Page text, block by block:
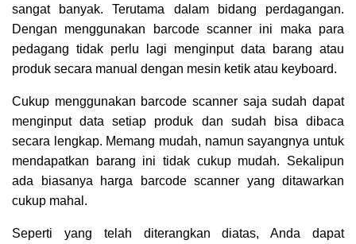
sangat banyak. Terutama dalam bidang perdagangan.
Dengan menggunakan barcode scanner ini maka para
pedagang tidak perlu lagi menginput data barang atau
produk secara manual dengan mesin ketik atau keyboard.
Cukup menggunakan barcode scanner saja sudah dapat
menginput data setiap produk dan sudah bisa dibaca
secara lengkap. Memang mudah, namun sayangnya untuk
mendapatkan barang ini tidak cukup mudah. Sekalipun
ada biasanya harga barcode scanner yang ditawarkan
cukup mahal.
Seperti yang telah diterangkan diatas, Anda dapat